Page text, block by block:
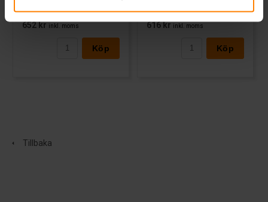
652 krinkl. moms
Köp
616 krinkl. moms
Köp
Tillbaka